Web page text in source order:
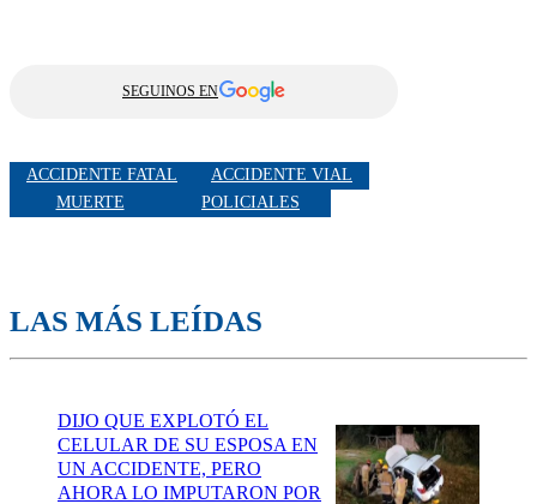
SEGUINOS EN
ACCIDENTE FATAL
ACCIDENTE VIAL
MUERTE
POLICIALES
LAS MÁS LEÍDAS
DIJO QUE EXPLOTÓ EL
CELULAR DE SU ESPOSA EN
UN ACCIDENTE, PERO
AHORA LO IMPUTARON POR